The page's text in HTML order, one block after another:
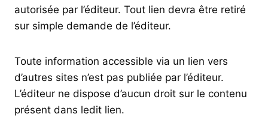
autorisée par l’éditeur. Tout lien devra être retiré
sur simple demande de l’éditeur.
Toute information accessible via un lien vers
d’autres sites n’est pas publiée par l’éditeur.
L’éditeur ne dispose d’aucun droit sur le contenu
présent dans ledit lien.